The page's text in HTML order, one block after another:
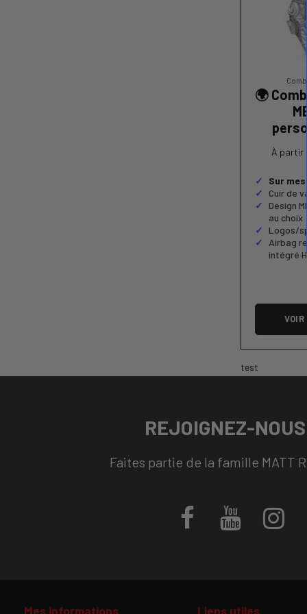
🌍
À partir
Sur
Cuir de
Design
au choix
Logos/
Airbag
intégré
test
REJOIGNEZ-
Faites partie de la famille MATT
Mes informations Liens utiles